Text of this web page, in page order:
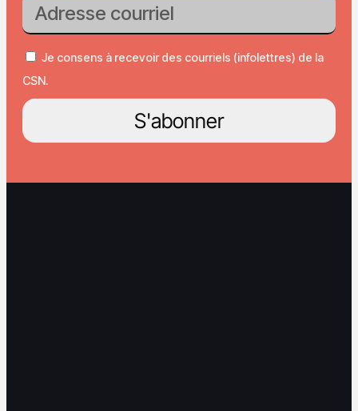
Je consens à recevoir des courriels (infolettres) de la
CSN.
S'abonner